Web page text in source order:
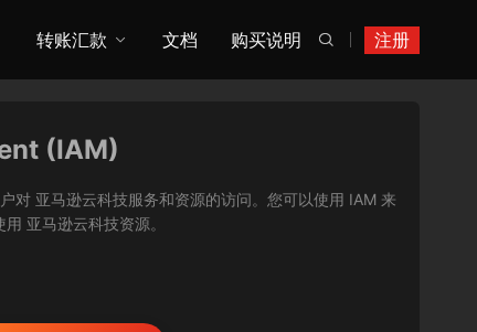
注册

转账汇款 文档 购买说明
(IAM)
亚马逊云科技服务和资源的访问。您可以使用 IAM 来
亚马逊云科技资源。